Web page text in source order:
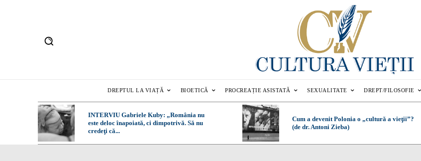
DREPTUL LA VIAȚĂ BIOETICĂ PROCREAȚIE ASISTATĂ SEXUALITATE DREPT/FILOSOFIE
INTERVIU Gabriele Kuby: „România nu
este deloc înapoiată, ci dimpotrivă. Să nu
credeţi că...
Cum a devenit Polonia o „cultură a vieţii”?
(de dr. Antoni Zieba)